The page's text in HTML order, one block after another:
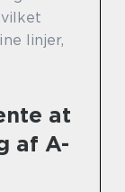
linjer,
at
af A-